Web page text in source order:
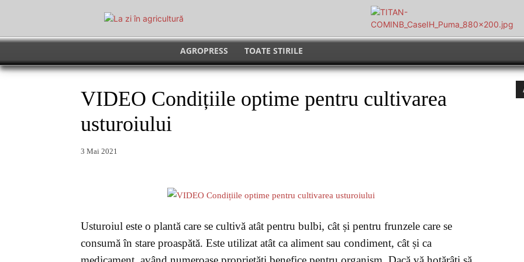
AGROPRESS TOATE STIRILE
VIDEO Condițiile optime pentru cultivarea
usturoiului
3 Mai 2021
Usturoiul este o plantă care se cultivă atât pentru bulbi, cât și pentru frunzele care se
consumă în stare proaspătă. Este utilizat atât ca aliment sau condiment, cât și ca